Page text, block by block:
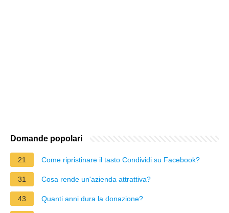
Domande popolari
21 Come ripristinare il tasto Condividi su Facebook?
31 Cosa rende un'azienda attrattiva?
43 Quanti anni dura la donazione?